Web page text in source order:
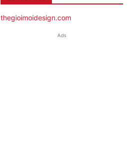
thegioimoidesign.com
Ads